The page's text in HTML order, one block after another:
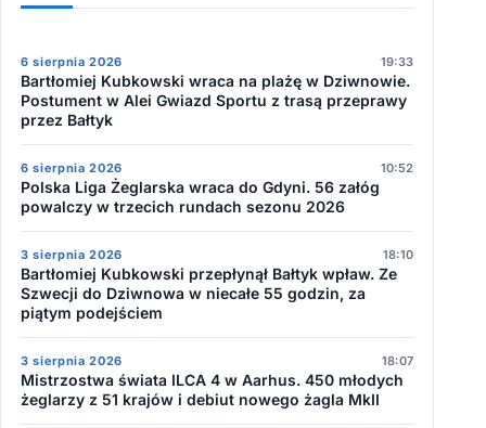
6 sierpnia 2026 19:33
Bartłomiej Kubkowski wraca na plażę w Dziwnowie.
Postument w Alei Gwiazd Sportu z trasą przeprawy
przez Bałtyk
6 sierpnia 2026 10:52
Polska Liga Żeglarska wraca do Gdyni. 56 załóg
powalczy w trzecich rundach sezonu 2026
3 sierpnia 2026 18:10
Bartłomiej Kubkowski przepłynął Bałtyk wpław. Ze
Szwecji do Dziwnowa w niecałe 55 godzin, za
piątym podejściem
3 sierpnia 2026 18:07
Mistrzostwa świata ILCA 4 w Aarhus. 450 młodych
żeglarzy z 51 krajów i debiut nowego żagla MkII